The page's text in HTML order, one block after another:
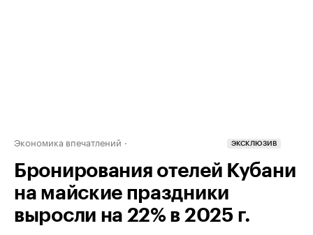
Экономика впечатлений ЭКСКЛЮЗИВ
Бронирования отелей Кубани
на майские праздники
выросли на 22% в 2025 г.